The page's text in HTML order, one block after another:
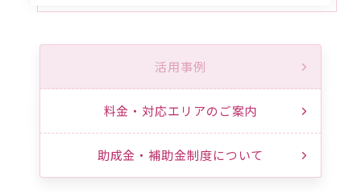
活用事例
料金・対応エリアのご案内
助成金・補助金制度について